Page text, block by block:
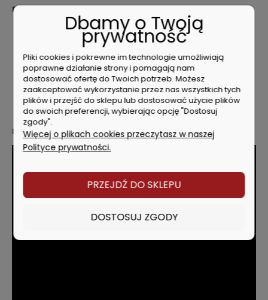
Dane techniczne
Długość prowad. / łańcucha (cm) 35
Napięcie (V) 18
Numer Artykułu 4933479678
Prędkość łańcucha (m/s) 12.4
Typ akumulatora Li-ion
Waga z akumulatorem (EPTA) (kg) 6.4 (M18 HB12)
Wyposażenie standardowe: 80 cm3 oleju, narzędzie do
łańcucha, osłona
Produkt dostarczany bez akumulatora i ładowarki
Dbamy o Twoją
prywatność
Pliki cookies i pokrewne im technologie umożliwiają
poprawne działanie strony i pomagają nam
dostosować ofertę do Twoich potrzeb. Możesz
zaakceptować wykorzystanie przez nas wszystkich tych
plików i przejść do sklepu lub dostosować użycie plików
do swoich preferencji, wybierając opcję "Dostosuj
zgody".
Więcej o plikach cookies przeczytasz w naszej
Polityce prywatności.
PRZEJDŹ DO SKLEPU
DOSTOSUJ ZGODY